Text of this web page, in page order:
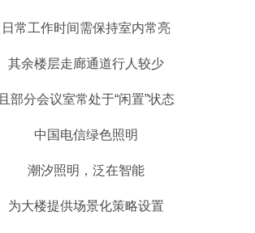
日常工作时间需保持室内常亮
其余楼层走廊通道行人较少
且部分会议室常处于“闲置”状态
中国电信绿色照明
潮汐照明，泛在智能
为大楼提供场景化策略设置